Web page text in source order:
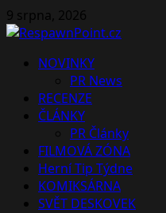
Skip
to
9 srpna, 2026
PrimaryNOVINKY
PR News
RECENZE
ČLÁNKY
PR Články
FILMOVÁ ZÓNA
Herní Tip Týdne
KOMIKSÁRNA
SVĚT DESKOVEK